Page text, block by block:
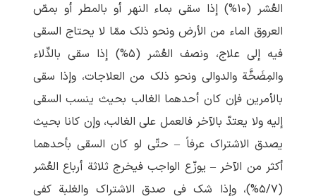
العُشر (۱۰%) إذا سقی بماء النهر أو بالمطر أو بمصّ
العروق الماء من الأرض ونحو ذلک ممّا لا یحتاج السقی
فیه إلی علاج، ونصف العُشر (۵%) إذا سقی بالدِّلاء
والمِضَخَّة والدوالی ونحو ذلک من العلاجات، وإذا سقی
بالأمرین فإن کان أحدهما الغالب بحیث ینسب السقی
إلیه ولا یعتدّ بالآخر فالعمل علی الغالب، وإن کانا بحیث
یصدق الاشتراک عرفاً – حتّی لو کان السقی بأحدهما
أکثر من الآخر – یوزّع الواجب فیخرج ثلاثة أرباع العُشر
(۵/۷%)، وإذا شک فی صدق الاشتراک والغلبة کفی